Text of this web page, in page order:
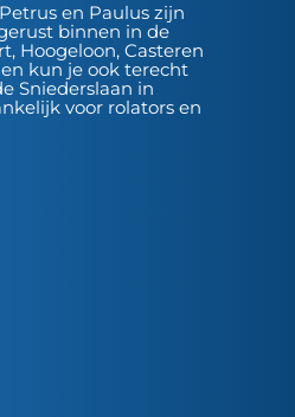
en Paulus zijn
binnen in de
Hoogeloon, Casteren
kun je ook terecht
Sniederslaan in
voor rolators en